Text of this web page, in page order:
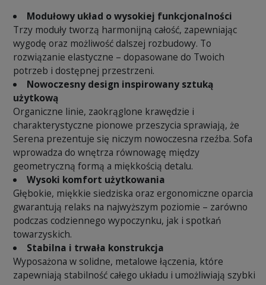
Modułowy układ o wysokiej funkcjonalności
Trzy moduły tworzą harmonijną całość, zapewniając
wygodę oraz możliwość dalszej rozbudowy. To
rozwiązanie elastyczne – dopasowane do Twoich
potrzeb i dostępnej przestrzeni.
Nowoczesny design inspirowany sztuką
użytkową
Organiczne linie, zaokrąglone krawędzie i
charakterystyczne pionowe przeszycia sprawiają, że
Serena prezentuje się niczym nowoczesna rzeźba. Sofa
wprowadza do wnętrza równowagę między
geometryczną formą a miękkością detalu.
Wysoki komfort użytkowania
Głębokie, miękkie siedziska oraz ergonomiczne oparcia
gwarantują relaks na najwyższym poziomie – zarówno
podczas codziennego wypoczynku, jak i spotkań
towarzyskich.
Stabilna i trwała konstrukcja
Wyposażona w solidne, metalowe łączenia, które
zapewniają stabilność całego układu i umożliwiają szybki